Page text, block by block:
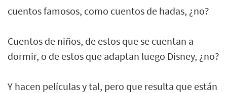
cuentos famosos, como cuentos de hadas, ¿no?
Cuentos de niños, de estos que se cuentan a
dormir, o de estos que adaptan luego Disney, ¿no?
Y hacen películas y tal, pero que resulta que están